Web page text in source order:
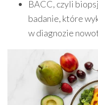
BACC, czyli
badanie, które
w diagnozie